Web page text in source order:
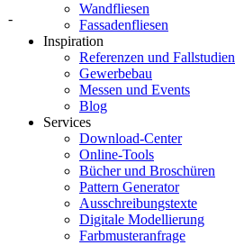
-
Wandfliesen
Fassadenfliesen
Inspiration
Referenzen und Fallstudien
Gewerbebau
Messen und Events
Blog
Services
Download-Center
Online-Tools
Bücher und Broschüren
Pattern Generator
Ausschreibungstexte
Digitale Modellierung
Farbmusteranfrage